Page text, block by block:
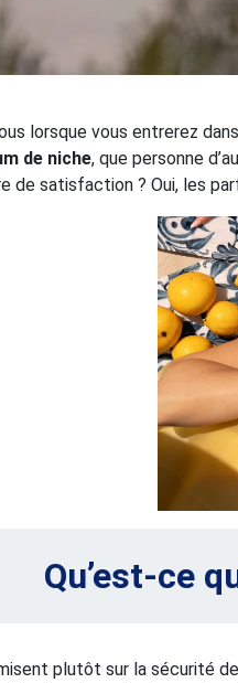
lorsque vous entrerez
de niche, que personne
de satisfaction ? Oui, les
Qu’est-ce
plutôt sur la sécurité